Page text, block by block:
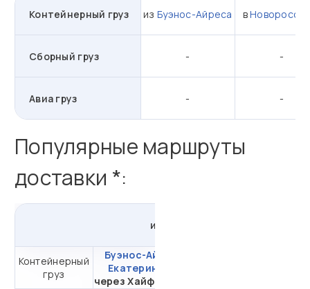
Контейнерный груз изБуэнос-Айреса в
Сборный груз - -
Авиа груз - -
Популярные маршруты
доставки *:
из
Контейнерный
груз
Буэнос-Айрес -
Екатеринбург
через Хайфон (Тр.)